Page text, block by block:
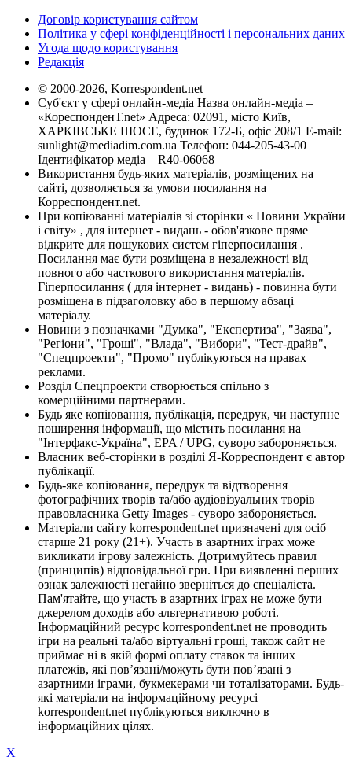
Договір користування сайтом
Політика у сфері конфіденційності і персональних даних
Угода щодо користування
Редакція
© 2000-2026, Korrespondent.net
Суб'єкт у сфері онлайн-медіа Назва онлайн-медіа –
«КореспонденТ.net» Адреса: 02091, місто Київ,
ХАРКІВСЬКЕ ШОСЕ, будинок 172-Б, офіс 208/1 E-mail:
sunlight@mediadim.com.ua Телефон: 044-205-43-00
Ідентифікатор медіа – R40-06068
Використання будь-яких матеріалів, розміщених на
сайті, дозволяється за умови посилання на
Корреспондент.net.
При копіюванні матеріалів зі сторінки « Новини України
і світу» , для інтернет - видань - обов'язкове пряме
відкрите для пошукових систем гіперпосилання .
Посилання має бути розміщена в незалежності від
повного або часткового використання матеріалів.
Гіперпосилання ( для інтернет - видань) - повинна бути
розміщена в підзаголовку або в першому абзаці
матеріалу.
Новини з позначками "Думка", "Експертиза", "Заява",
"Регіони", "Гроші", "Влада", "Вибори", "Тест-драйв",
"Спецпроекти", "Промо" публікуються на правах
реклами.
Розділ Спецпроекти створюється спільно з
комерційними партнерами.
Будь яке копіювання, публікація, передрук, чи наступне
поширення інформації, що містить посилання на
"Інтерфакс-Україна", EPA / UPG, суворо забороняється.
Власник веб-сторінки в розділі Я-Корреспондент є автор
публікації.
Будь-яке копіювання, передрук та відтворення
фотографічних творів та/або аудіовізуальних творів
правовласника Getty Images - суворо забороняється.
Матеріали сайту korrespondent.net призначені для осіб
старше 21 року (21+). Участь в азартних іграх може
викликати ігрову залежність. Дотримуйтесь правил
(принципів) відповідальної гри. При виявленні перших
ознак залежності негайно зверніться до спеціаліста.
Пам'ятайте, що участь в азартних іграх не може бути
джерелом доходів або альтернативою роботі.
Інформаційний ресурс korrespondent.net не проводить
ігри на реальні та/або віртуальні гроші, також сайт не
приймає ні в якій формі оплату ставок та інших
платежів, які пов’язані/можуть бути пов’язані з
азартними іграми, букмекерами чи тоталізаторами. Будь-
які матеріали на інформаційному ресурсі
korrespondent.net публікуються виключно в
інформаційних цілях.
X